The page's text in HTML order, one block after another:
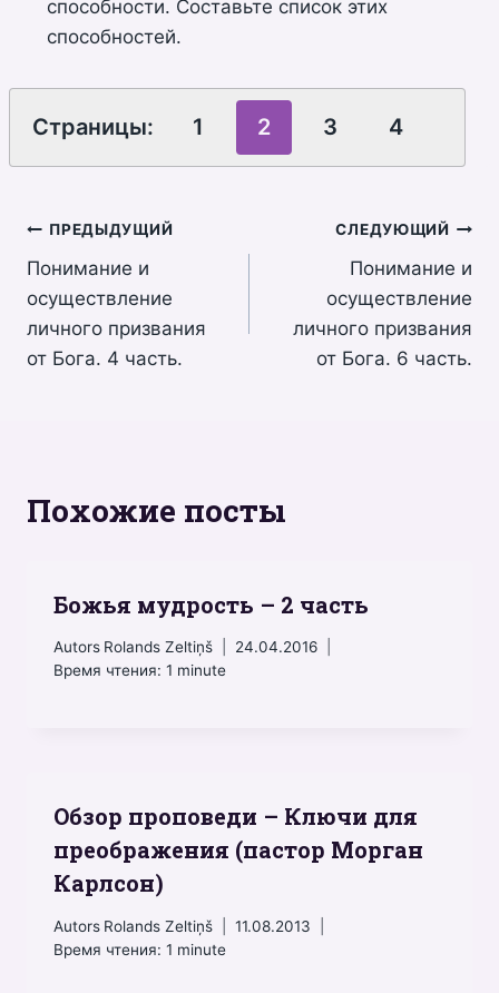
способности. Составьте список этих
способностей.
Страницы: 1 2 3 4
Навигация
по
записям
ПРЕДЫДУЩИЙ
Понимание и
осуществление
личного призвания
от Бога. 4 часть.
СЛЕДУЮЩИЙ
Понимание и
осуществление
личного призвания
от Бога. 6 часть.
Похожие посты
Божья мудрость – 2 часть
Autors Rolands Zeltiņš
24.04.2016
Время чтения: 1 minute
Обзор проповеди – Ключи для
преображения (пастор Морган
Карлсон)
Autors Rolands Zeltiņš
11.08.2013
Время чтения: 1 minute